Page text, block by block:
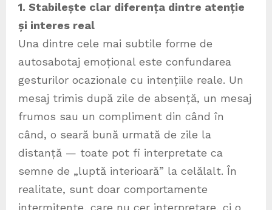
1. Stabilește clar diferența dintre atenție
și interes real
Una dintre cele mai subtile forme de
autosabotaj emoțional este confundarea
gesturilor ocazionale cu intențiile reale. Un
mesaj trimis după zile de absență, un mesaj
frumos sau un compliment din când în
când, o seară bună urmată de zile la
distanță — toate pot fi interpretate ca
semne de „luptă interioară” la celălalt. În
realitate, sunt doar comportamente